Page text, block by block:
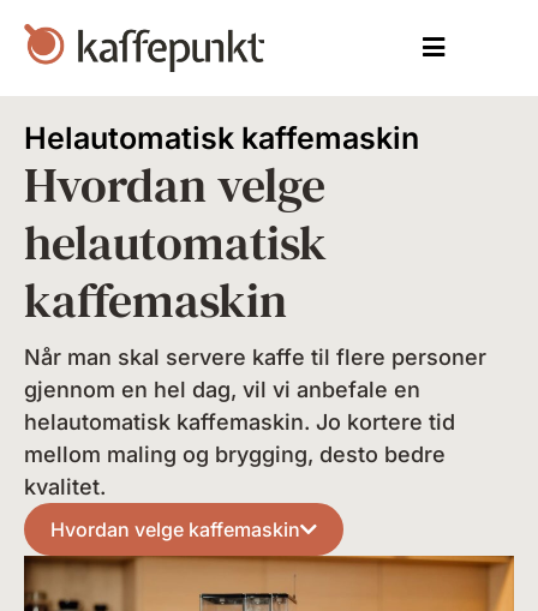
Helautomatisk kaffemaskin
Hvordan velge
helautomatisk
kaffemaskin
Når man skal servere kaffe til flere personer
gjennom en hel dag, vil vi anbefale en
helautomatisk kaffemaskin. Jo kortere tid
mellom maling og brygging, desto bedre
kvalitet.
Hvordan velge kaffemaskin